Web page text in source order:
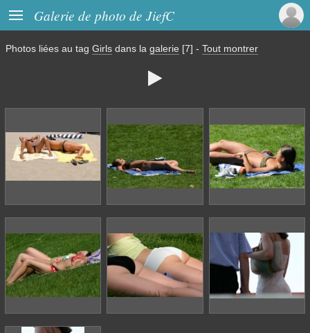
 Galerie de photo de JiefC
Photos liées au tag Girls dans la galerie [7] - Tout montrer
